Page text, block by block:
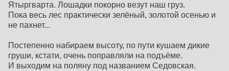
Ятыргварта. Лошадки покорно везут наш груз.
Пока весь лес практически зелёный, золотой осенью и
не пахнет...
Постепенно набираем высоту, по пути кушаем дикие
груши, кстати, очень поправляли на подъёме.
И выходим на поляну под названием Седовская.